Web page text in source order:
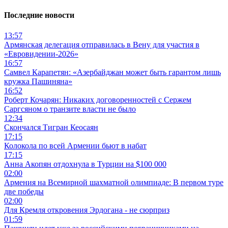
Последние новости
13:57
Армянская делегация отправилась в Вену для участия в
«Евровидении-2026»
16:57
Самвел Карапетян: «Азербайджан может быть гарантом лишь
кружка Пашиняна»
16:52
Роберт Кочарян: Никаких договоренностей с Сержем
Саргсяном о транзите власти не было
12:34
Скончался Тигран Кеосаян
17:15
Колокола по всей Армении бьют в набат
17:15
Анна Акопян отдохнула в Турции на $100 000
02:00
Армения на Всемирной шахматной олимпиаде: В первом туре
две победы
02:00
Для Кремля откровения Эрдогана - не сюрприз
01:59